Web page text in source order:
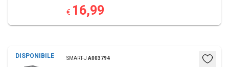
€ 16,99
DISPONIBILE SMART-J A003794